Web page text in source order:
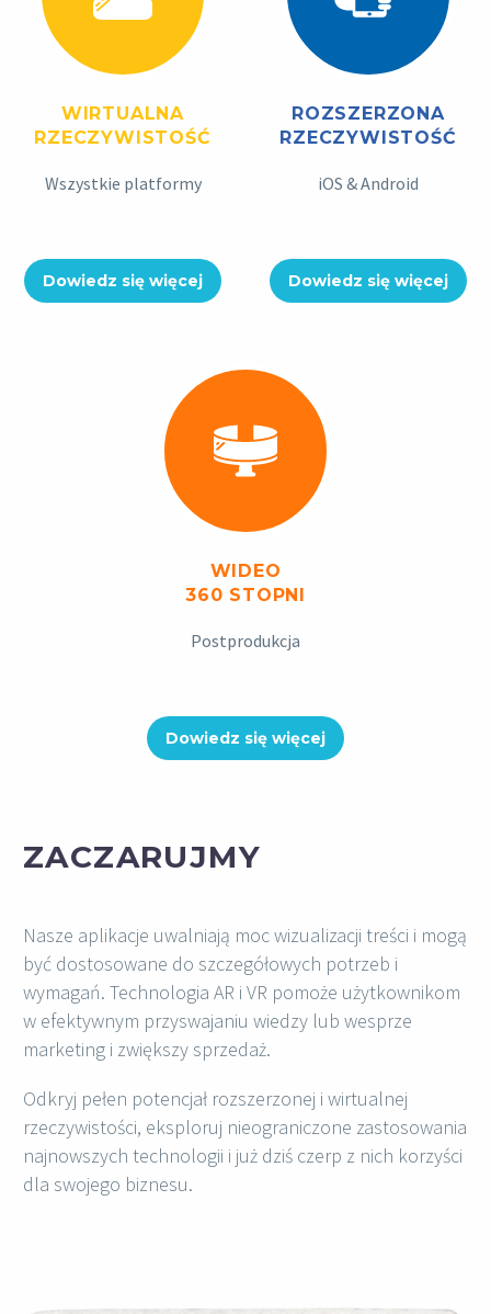
WIRTUALNA
RZECZYWISTOŚĆ
Wszystkie platformy
Dowiedz się więcej
ROZSZERZONA
RZECZYWISTOŚĆ
iOS & Android
Dowiedz się więcej
WIDEO
360 STOPNI
Postprodukcja
Dowiedz się więcej
ZACZARUJMY
Nasze aplikacje uwalniają moc wizualizacji treści i mogą
być dostosowane do szczegółowych potrzeb i
wymagań. Technologia AR i VR pomoże użytkownikom
w efektywnym przyswajaniu wiedzy lub wesprze
marketing i zwiększy sprzedaż.
Odkryj pełen potencjał rozszerzonej i wirtualnej
rzeczywistości, eksploruj nieograniczone zastosowania
najnowszych technologii i już dziś czerp z nich korzyści
dla swojego biznesu.